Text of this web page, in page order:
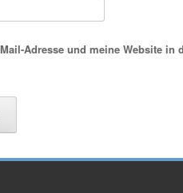
Adresse und meine Website